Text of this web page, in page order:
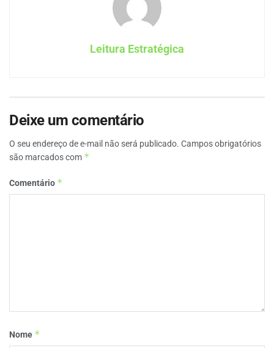
Leitura Estratégica
Deixe um comentário
O seu endereço de e-mail não será publicado. Campos obrigatórios
são marcados com *
Comentário *
Nome *